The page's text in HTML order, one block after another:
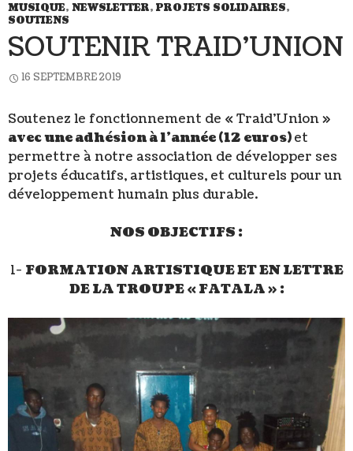
MUSIQUE, NEWSLETTER, PROJETS SOLIDAIRES,
SOUTIENS
SOUTENIR TRAID’UNION
16 SEPTEMBRE 2019
Soutenez le fonctionnement de « Traid’Union »
avec une adhésion à l’année (12 euros)et
permettre à notre association de développer ses
projets éducatifs, artistiques, et culturels pour un
développement humain plus durable.
NOS OBJECTIFS :
1- FORMATION ARTISTIQUE ET EN LETTRE
DE LA TROUPE « FATALA » :